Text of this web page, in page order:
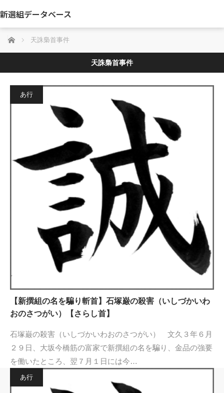
新選組データベース
ホーム 天誅梟首事件
天誅梟首事件
あ行
【新撰組の名を騙り斬首】石塚巌の殺害（いしづかいわ
おのさつがい）【さらし首】
石塚巌の殺害（いしづかいわおのさつがい） 文久３年６月
２９日、大坂今橋筋の富家で新撰組の名を騙り、金品の強要
を働いたところ、翌７月１日には今…
あ行